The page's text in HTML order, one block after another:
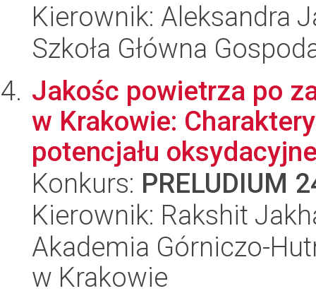
Kierownik: Aleksandra
Szkoła Główna
Jakośc powietrza po
w Krakowie:
potencjału
Konkurs: PRELUDIUM
Kierownik: Rakshit
Akademia Górniczo-
w Krakowie